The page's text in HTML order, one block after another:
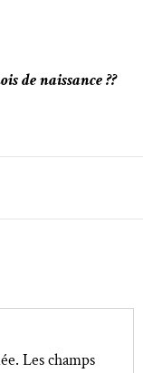
de naissance ??
Les champs